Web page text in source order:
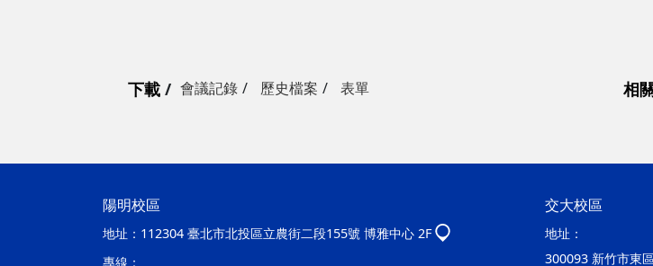
下載 會議記錄 歷史檔案 表單 相
陽明校區
地址： 112304 臺北市北投區立農街二段155號 博雅中心 2F
專線：
交大校區
地址：
300093 新竹市東